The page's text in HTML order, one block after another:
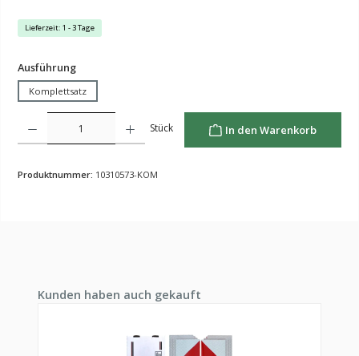
Lieferzeit: 1 - 3 Tage
Ausführungauswählen
Komplettsatz
Stück In den Warenkorb
Produktnummer: 10310573-KOM
Produktgalerie überspringen
Kunden haben auch gekauft